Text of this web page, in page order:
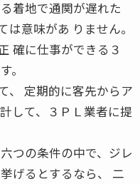
着地で通関が遅れた
意味があ りません。
確に仕事ができる３
。
、 定期的に客先からア
して、３ＰＬ業者に提
つの条件の中で、ジレ
げるとするなら、 二